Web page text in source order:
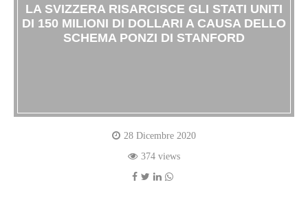
LA SVIZZERA RISARCISCE GLI STATI UNITI
DI 150 MILIONI DI DOLLARI A CAUSA DELLO
SCHEMA PONZI DI STANFORD
28 Dicembre 2020
374 views